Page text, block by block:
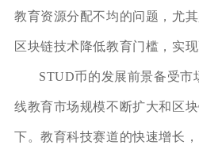
教育资源分配不均的问题，尤
区块链技术降低教育门槛，实
STUD币的发展前景备受市
线教育市场规模不断扩大和区
下。教育科技赛道的快速增长